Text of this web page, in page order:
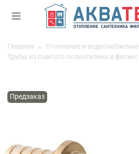
Главная Отопление и водоснабжение
Трубы из сшитого полиэтилена и фитинг
Предзаказ